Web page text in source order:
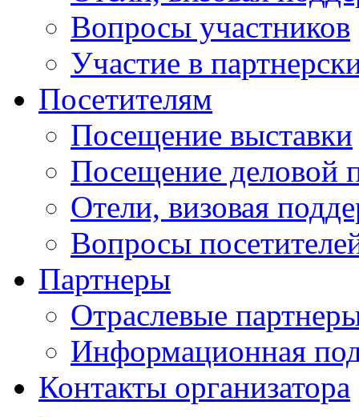
Вопросы участников
Участие в
Посетителям
Посещение выставки
Посещение деловой
Отели, визовая
Вопросы
Партнеры
Отраслевые
Информационная
Контакты организатора